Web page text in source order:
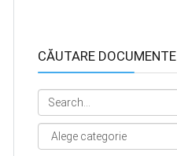
CĂUTARE DOCUMENTE